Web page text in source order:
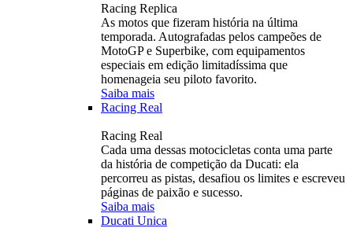
Racing Replica
As motos que fizeram história na última
temporada. Autografadas pelos campeões de
MotoGP e Superbike, com equipamentos
especiais em edição limitadíssima que
homenageia seu piloto favorito.
Saiba mais
Racing Real
Racing Real
Cada uma dessas motocicletas conta uma parte
da história de competição da Ducati: ela
percorreu as pistas, desafiou os limites e escreveu
páginas de paixão e sucesso.
Saiba mais
Ducati Unica